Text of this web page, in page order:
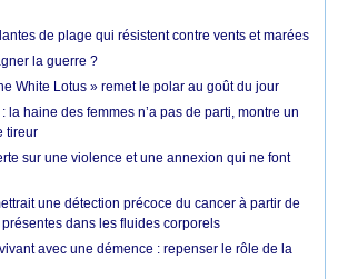
de plage qui résistent contre vents et marées
la guerre ?
White Lotus » remet le polar au goût du jour
la haine des femmes n’a pas de parti, montre un
tireur
sur une violence et une annexion qui ne font
une détection précoce du cancer à partir de
dans les fluides corporels
avec une démence : repenser le rôle de la